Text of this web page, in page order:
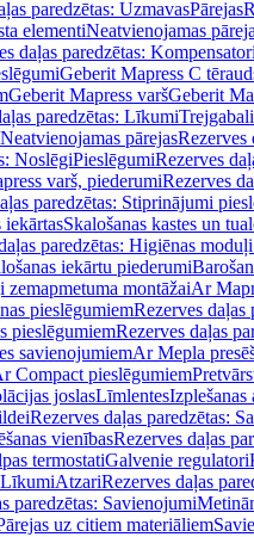
paredzētas: UzmavasPārejas
elementiNeatvienojamas
daļas paredzētas: Kompensatori
Geberit Mapress C
Geberit Mapress varšGeberit
paredzētas: LīkumiTrejgabali
Neatvienojamas pārejasRezerves
NoslēgiPieslēgumiRezerves
varš, piederumiRezerves
paredzētas: Stiprinājumi
iekārtasSkalošanas kastes un
paredzētas: Higiēnas moduļi
iekārtu piederumi
zemapmetuma montāžaiAr
pieslēgumiemRezerves daļas
pieslēgumiemRezerves daļas
savienojumiemAr Mepla
Compact pieslēgumiem
joslasLīmlentesIzplešanas
Rezerves daļas paredzētas:
vienībasRezerves daļas
termostatiGalvenie regulatori
LīkumiAtzariRezerves daļas
paredzētas: Savienojumi
uz citiem materiāliem